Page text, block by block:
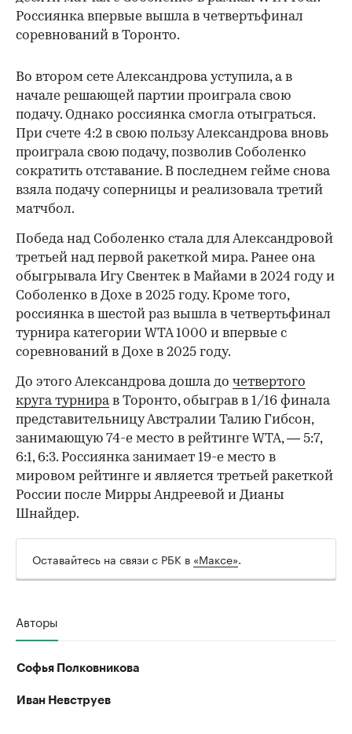
Россиянка впервые вышла в четвертьфинал
соревнований в Торонто.
Во втором сете Александрова уступила, а в
начале решающей партии проиграла свою
подачу. Однако россиянка смогла отыграться.
При счете 4:2 в свою пользу Александрова вновь
проиграла свою подачу, позволив Соболенко
сократить отставание. В последнем гейме снова
взяла подачу соперницы и реализовала третий
матчбол.
Победа над Соболенко стала для Александровой
третьей над первой ракеткой мира. Ранее она
обыгрывала Игу Свентек в Майами в 2024 году и
Соболенко в Дохе в 2025 году. Кроме того,
россиянка в шестой раз вышла в четвертьфинал
турнира категории WTA 1000 и впервые с
соревнований в Дохе в 2025 году.
До этого Александрова дошла до четвертого
круга турнирав Торонто, обыграв в 1/16 финала
представительницу Австралии Талию Гибсон,
занимающую 74-е место в рейтинге WTA, — 5:7,
6:1, 6:3. Россиянка занимает 19-е место в
мировом рейтинге и является третьей ракеткой
России после Мирры Андреевой и Дианы
Шнайдер.
Оставайтесь на связи с РБК в «Максе».
Авторы
Софья Полковникова
Иван Невструев